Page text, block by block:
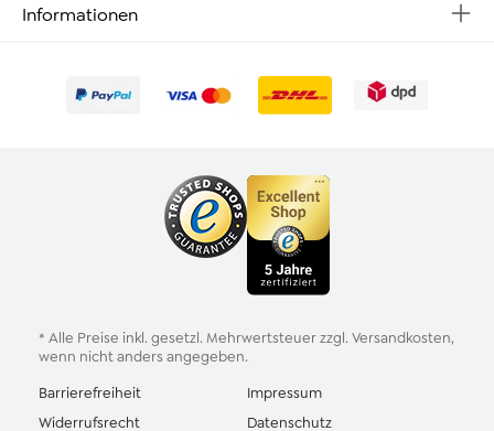
Informationen
* Alle Preise inkl. gesetzl. Mehrwertsteuer zzgl. Versandkosten,
wenn nicht anders angegeben.
Barrierefreiheit
Impressum
Widerrufsrecht
Datenschutz